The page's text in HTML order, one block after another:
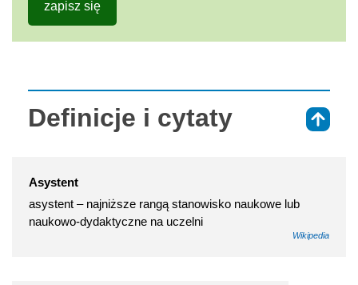
zapisz się
Definicje i cytaty
Asystent
asystent – najniższe rangą stanowisko naukowe lub
naukowo-dydaktyczne na uczelni
Wikipedia